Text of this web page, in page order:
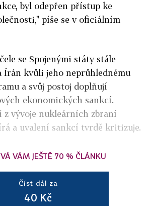
byl odepřen přístup ke
píše se v oficiálním
se Spojenými státy stále
Írán kvůli jeho neprůhlednému
a svůj postoj doplňují
ekonomických sankcí.
z vývoje nukleárních zbraní
a uvalení sankcí tvrdě kritizuje.
VÁM JEŠTĚ 70 % ČLÁNKU
Číst dál za
40 Kč